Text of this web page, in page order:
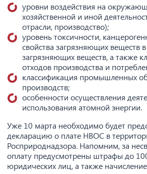
уровни воздействия на
хозяйственной и иной
отрасли, производство);
уровень токсичности,
свойства загрязняющих веществ
загрязняющих веществ, а также
отходов производства и
классификация промышленных
производств;
особенности осуществления
использования атомной энергии.
Уже 10 марта необходимо будет
декларацию о плате НВОС в
Росприроднадзора. Напомним, за
оплату предусмотрены штрафы до
юридических лиц, а также